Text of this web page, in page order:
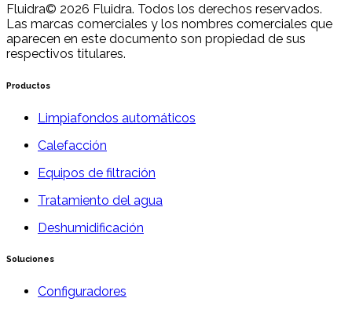
Fluidra© 2026 Fluidra. Todos los derechos reservados.
Las marcas comerciales y los nombres comerciales que
aparecen en este documento son propiedad de sus
respectivos titulares.
Productos
Limpiafondos automáticos
Calefacción
Equipos de filtración
Tratamiento del agua
Deshumidificación
Soluciones
Configuradores